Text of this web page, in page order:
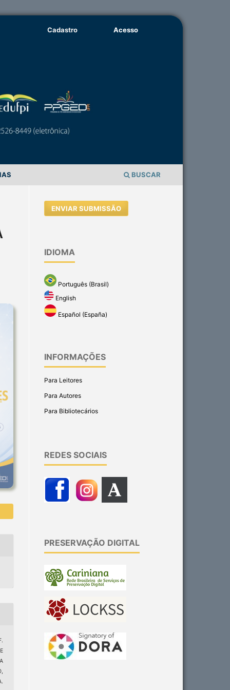
BUSCAR
Cadastro Acesso
ENVIAR SUBMISSÃO
IDIOMA
Português (Brasil)
English
Español (España)
INFORMAÇÕES
Para Leitores
Para Autores
Para Bibliotecários
REDES SOCIAIS
PRESERVAÇÃO DIGITAL